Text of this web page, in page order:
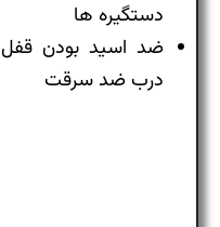
دستگیره ها
ضد اسید بودن قفل
درب ضد سرقت